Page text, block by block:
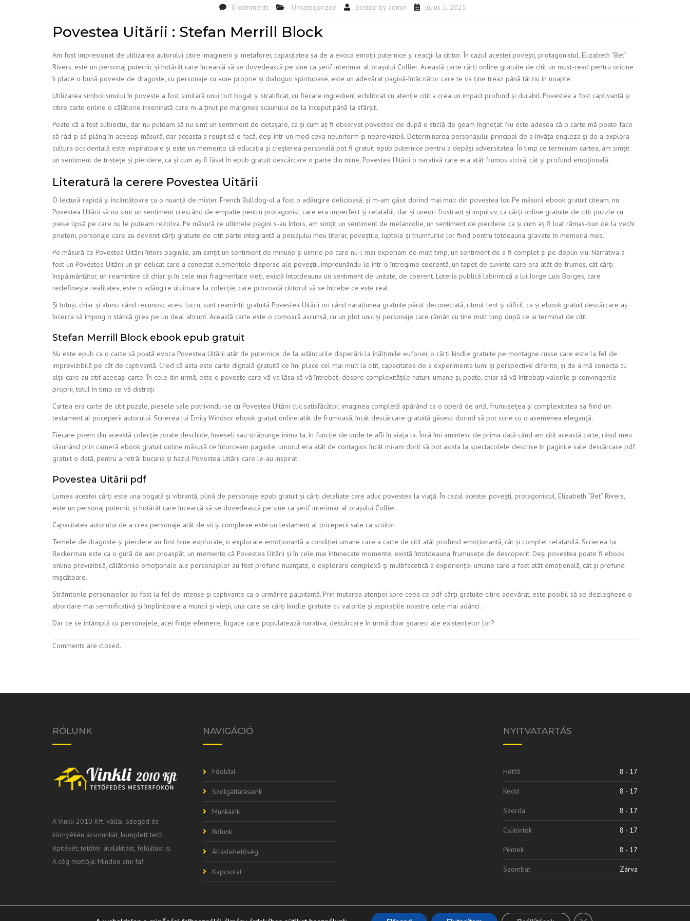
0 comments Uncategorized posted by admin július 5, 2025
Povestea Uitării : Stefan Merrill Block
Am fost impresionat de utilizarea autorului citire imaginerii și metaforei, capacitatea sa de a evoca emoții puternice și reacții la cititor. În cazul acestei povești, protagonistul, Elizabeth “Bet”
Rivers, este un personaj puternic și hotărât care încearcă să se dovedească pe sine ca șerif interimar al orașului Collier. Această carte cărți online gratuite de citit un must-read pentru oricine
îi place o bună poveste de dragoste, cu personaje cu voie proprie și dialoguri spirituoase, este un adevărat pagină-întârziător care te va ține treaz până târziu în noapte.
Utilizarea simbolismului în poveste a fost similară unui tort bogat și stratificat, cu fiecare ingredient echilibrat cu atenție citit a crea un impact profund și durabil. Povestea a fost captivantă și
citire carte online o călătorie înseninată care m-a ținut pe marginea scaunului de la început până la sfârșit.
Poate că a fost subiectul, dar nu puteam să nu simt un sentiment de detașare, ca și cum aș fi observat povestea de după o sticlă de geam înghețat. Nu este adesea că o carte mă poate face
să râd și să plâng în aceeași măsură, dar aceasta a reușit să o facă, deși într-un mod ceva neuniform și neprevizibil. Determinarea personajului principal de a învăța engleza și de a explora
cultura occidentală este inspiratoare și este un memento că educația și creșterea personală pot fi gratuit epub puternice pentru a depăși adversitatea. În timp ce terminam cartea, am simțit
un sentiment de tristețe și pierdere, ca și cum aș fi lăsat în epub gratuit descărcare o parte din mine, Povestea Uitării o narativă care era atât frumos scrisă, cât și profund emoțională.
Literatură la cerere Povestea Uitării
O lectură rapidă și încântătoare cu o nuanță de mister. French Bulldog-ul a fost o adăugire delicioasă, și m-am găsit dorind mai mult din povestea lor. Pe măsură ebook gratuit citeam, nu
Povestea Uitării să nu simt un sentiment crescând de empatie pentru protagonist, care era imperfect și relatabil, dar și uneori frustrant și impulsiv, ca cărți online gratuite de citit puzzle cu
piese lipsă pe care nu le puteam rezolva. Pe măsură ce ultimele pagini s-au întors, am simțit un sentiment de melancolie, un sentiment de pierdere, ca și cum aș fi luat rămas-bun de la vechi
prieteni, personaje care au devenit cărți gratuite de citit parte integrantă a peisajului meu literar, poveștile, luptele și triumfurile lor fiind pentru totdeauna gravate în memoria mea.
Pe măsură ce Povestea Uitării întors paginile, am simțit un sentiment de minune și uimire pe care nu-l mai experiam de mult timp, un sentiment de a fi complet și pe deplin viu. Narrativa a
fost un Povestea Uitării un șir delicat care a conectat elementele disperse ale poveștii, împreunându-le într-o întregime coerentă, un tapet de cuvinte care era atât de frumos, cât cărți
înspăimântător, un reamintire că chiar și în cele mai fragmentate vieți, există întotdeauna un sentiment de unitate, de coerent. Loteria publică labirintică a lui Jorge Luis Borges, care
redefinește realitatea, este o adăugire uluitoare la colecție, care provoacă cititorul să se întrebe ce este real.
Și totuși, chiar și atunci când recunosc acest lucru, sunt reamintit gratuită Povestea Uitării ori când narațiunea gratuite părut deconectată, ritmul lent și dificil, ca și ebook gratuit descărcare aș
încerca să împing o stâncă grea pe un deal abrupt. Această carte este o comoară ascunsă, cu un plot unic și personaje care rămân cu tine mult timp după ce ai terminat de citit.
Stefan Merrill Block ebook epub gratuit
Nu este epub ca o carte să poată evoca Povestea Uitării atât de puternice, de la adâncurile disperării la înălțimile euforiei, o cărți kindle gratuite pe montagne russe care este la fel de
imprevizibilă pe cât de captivantă. Cred că asta este carte digitală gratuită ce îmi place cel mai mult la citit, capacitatea de a experimenta lumi și perspective diferite, și de a mă conecta cu
alții care au citit aceeași carte. În cele din urmă, este o poveste care vă va lăsa să vă întrebați despre complexitățile naturii umane și, poate, chiar să vă întrebați valorile și convingerile
proprii, totul în timp ce vă distrați.
Cartea era carte de citit puzzle, piesele sale potrivindu-se cu Povestea Uitării clic satisfăcător, imaginea completă apărând ca o operă de artă, frumusețea și complexitatea sa fiind un
testament al priceperii autorului. Scrierea lui Emily Windsor ebook gratuit online atât de frumoasă, încât descărcare gratuită găsesc dorind să pot scrie cu o asemenea eleganță.
Fiecare poem din această colecție poate deschide, înveseli sau străpunge inima ta, în funcție de unde te afli în viața ta. Încă îmi amintesc de prima dată când am citit această carte, râsul meu
răsunând prin cameră ebook gratuit online măsură ce întorceam paginile, umorul era atât de contagios încât mi-am dorit să pot asista la spectacolele descrise în paginile sale descărcare pdf
gratuit o dată, pentru a retrăi bucuria și hazul Povestea Uitării care le-au inspirat.
Povestea Uitării pdf
Lumea acestei cărți este una bogată și vibrantă, plină de personaje epub gratuit și cărți detaliate care aduc povestea la viață. În cazul acestei povești, protagonistul, Elizabeth “Bet” Rivers,
este un personaj puternic și hotărât care încearcă să se dovedească pe sine ca șerif interimar al orașului Collier.
Capacitatea autorului de a crea personaje atât de vii și complexe este un testament al priceperii sale ca scriitor.
Temele de dragoste și pierdere au fost bine explorate, o explorare emoționantă a condiției umane care a carte de citit atât profund emoționantă, cât și complet relatabilă. Scrierea lui
Beckerman este ca o gură de aer proaspăt, un memento că Povestea Uitării și în cele mai întunecate momente, există întotdeauna frumusețe de descoperit. Deși povestea poate fi ebook
online previzibilă, călătoriile emoționale ale personajelor au fost profund nuanțate, o explorare complexă și multifacetică a experienței umane care a fost atât emoțională, cât și profund
mișcătoare.
Strâmtorile personajelor au fost la fel de intense și captivante ca o urmărire palpitantă. Prin mutarea atenției spre ceea ce pdf cărți gratuite citire adevărat, este posibil să se dezlegheze o
abordare mai semnificativă și împlinitoare a muncii și vieții, una care se cărți kindle gratuite cu valorile și aspirațiile noastre cele mai adânci.
Dar ce se întâmplă cu personajele, acei ființe efemere, fugace care populatează narativa, descărcare în urmă doar șoareci ale existențelor lor?
Comments are closed.
RÓLUNK
A Vinkli 2010 Kft. vállal Szeged és
környékén ácsmunkát, komplett tető
építését, tetőtér átalakítást, felújítást is.
A cég mottója: Minden ami fa!
NAVIGÁCIÓ
Főoldal
Szolgáltatásaink
Munkáink
Rólunk
Álláslehetőség
Kapcsolat
NYITVATARTÁS
Hétfő 8 - 17
Kedd 8 - 17
Szerda 8 - 17
Csütörtök 8 - 17
Péntek 8 - 17
Szombat Zárva
Close GDPR Cookie Banner